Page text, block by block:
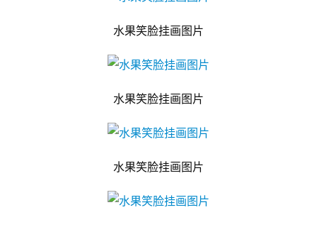
水果笑脸挂画图片
水果笑脸挂画图片
水果笑脸挂画图片